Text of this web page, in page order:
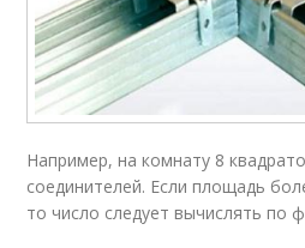
Например, на комнату 8
соединителей. Если площадь
то число следует вычислять по